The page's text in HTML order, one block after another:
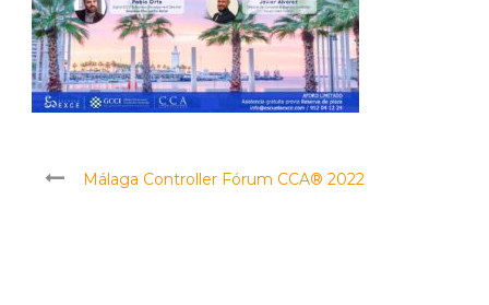
Málaga Controller Fórum CCA® 2022